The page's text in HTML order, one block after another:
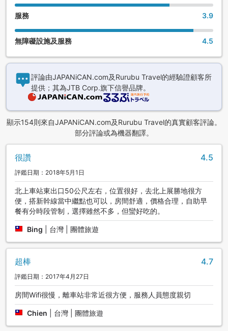
服務 3.9
無障礙設施及服務 4.5
評論由JAPANiCAN.com及Rurubu Travel的經驗證顧客所
提供；其為JTB Corp.旗下信譽品牌。
顯示154則來自JAPANiCAN.com及Rurubu Travel的真實顧客評論。
部分評論或為機器翻譯。
很讚 4.5
評鑑日期：2018年5月1日
北上車站東出口50公尺左右，位置很好，去北上展勝地很方
便，搭新幹線當中繼點也可以，房間舒適，價格合理，自助早
餐有分時段管制，選擇雖然不多，但蠻好吃的。
Bing 台灣 | 團體旅遊
超棒 4.7
評鑑日期：2017年4月27日
房間Wifi很慢，離車站非常近很方便，服務人員態度親切
Chien 台灣 | 團體旅遊